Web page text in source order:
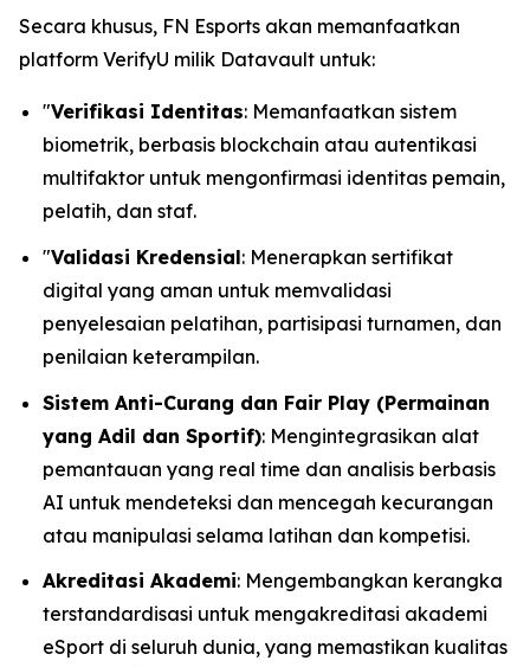
Secara khusus, FN Esports akan memanfaatkan
platform VerifyU milik Datavault untuk:
"Verifikasi Identitas: Memanfaatkan sistem
biometrik, berbasis blockchain atau autentikasi
multifaktor untuk mengonfirmasi identitas pemain,
pelatih, dan staf.
"Validasi Kredensial: Menerapkan sertifikat
digital yang aman untuk memvalidasi
penyelesaian pelatihan, partisipasi turnamen, dan
penilaian keterampilan.
Sistem Anti-Curang dan Fair Play (Permainan
yang Adil dan Sportif): Mengintegrasikan alat
pemantauan yang real time dan analisis berbasis
AI untuk mendeteksi dan mencegah kecurangan
atau manipulasi selama latihan dan kompetisi.
Akreditasi Akademi: Mengembangkan kerangka
terstandardisasi untuk mengakreditasi akademi
eSport di seluruh dunia, yang memastikan kualitas